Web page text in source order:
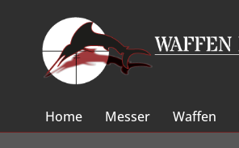
Home Messer Waffen